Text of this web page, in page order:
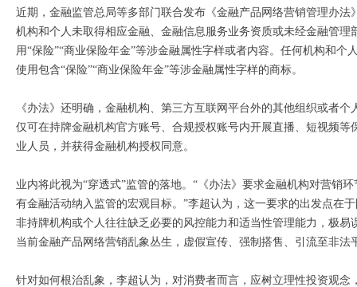
近期，金融监管总局等多部门联合发布《金融产品网络营销管理办
机构和个人未取得相应金融、金融信息服务业务资质或未经金融管
用“保险”“商业保险年金”等涉金融属性字样或者内容。任何机构和
使用包含“保险”“商业保险年金”等涉金融属性字样的商标。
《办法》还明确，金融机构、第三方互联网平台外的其他组织或者
仅可在持牌金融机构官方账号、合规授权账号内开展直播、短视频
业人员，并获得金融机构授权同意。
业内将此视为“穿透式”监管的落地。“《办法》要求金融机构对营销
有金融活动纳入监管的宏观目标。”李超认为，这一要求的出发点在
非持牌机构或个人往往缺乏必要的风控能力和适当性管理能力，极
当前金融产品网络营销乱象丛生，虚假宣传、强制搭售、引流至非法
针对如何根治乱象，李超认为，对消费者而言，应树立理性投资观